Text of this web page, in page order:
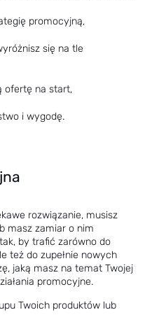
promocyjną,
się na tle
ofertę na start,
i wygodę.
rozwiązanie, musisz
masz zamiar o nim
by trafić zarówno do
też do zupełnie nowych
jaką masz na temat Twojej
promocyjne.
Twoich produktów lub